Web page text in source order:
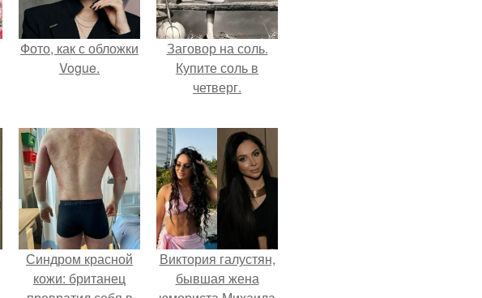
Фото, как с обложки
Vogue.
Заговор на соль.
Купите соль в
четверг.
Синдром красной
кожи: британец
Виктория галустян,
бывшая жена